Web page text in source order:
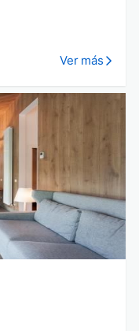
Ver más